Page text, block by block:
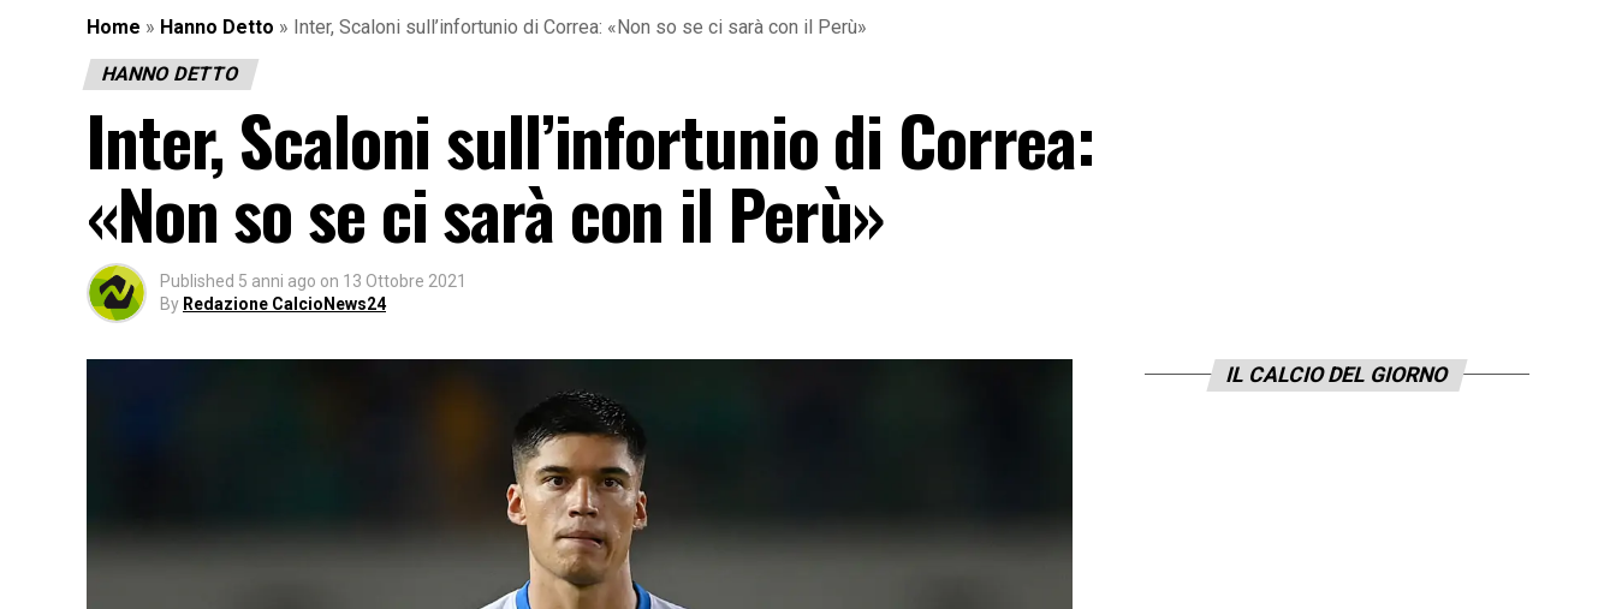
Home » Hanno Detto » Inter, Scaloni sull’infortunio di Correa: «Non so se ci sarà con il Perù»
HANNO DETTO
Inter, Scaloni sull’infortunio di Correa:
«Non so se ci sarà con il Perù»
Published 5 anni ago on 13 Ottobre 2021
By Redazione CalcioNews24
IL CALCIO DEL GIORNO